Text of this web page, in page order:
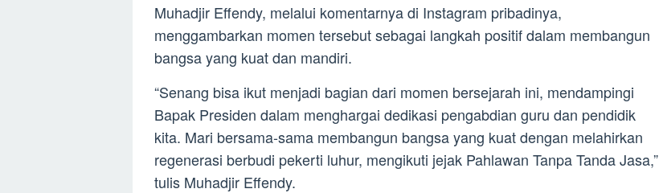
Muhadjir Effendy, melalui komentarnya di Instagram pribadinya,
menggambarkan momen tersebut sebagai langkah positif dalam membangun
bangsa yang kuat dan mandiri.
“Senang bisa ikut menjadi bagian dari momen bersejarah ini, mendampingi
Bapak Presiden dalam menghargai dedikasi pengabdian guru dan pendidik
kita. Mari bersama-sama membangun bangsa yang kuat dengan melahirkan
regenerasi berbudi pekerti luhur, mengikuti jejak Pahlawan Tanpa Tanda Jasa,”
tulis Muhadjir Effendy.